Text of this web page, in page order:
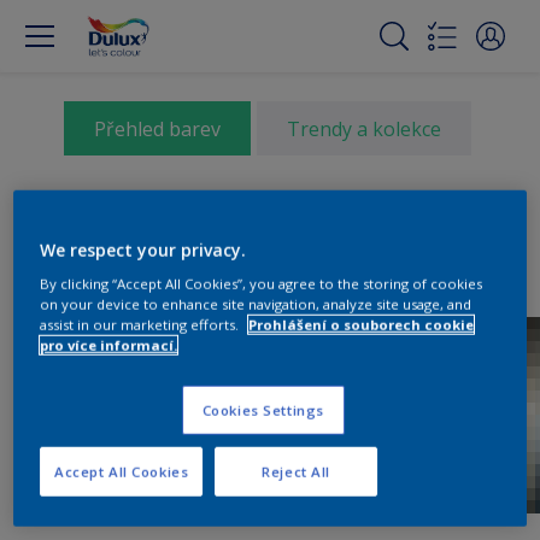
Přehled barev Trendy a kolekce
We respect your privacy.
By clicking “Accept All Cookies”, you agree to the storing of cookies
on your device to enhance site navigation, analyze site usage, and
assist in our marketing efforts.
Prohlášení o souborech cookie
pro více informací.
Cookies Settings
Reject All
Accept All Cookies